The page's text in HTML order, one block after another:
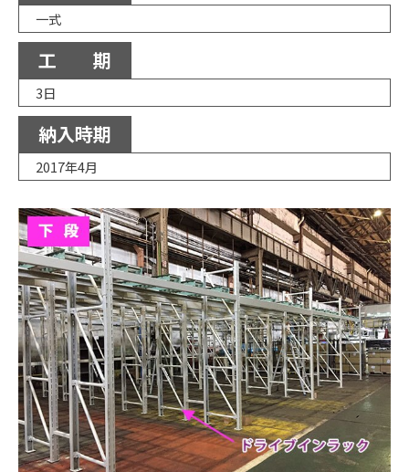
一式
工 期
3日
納入時期
2017年4月